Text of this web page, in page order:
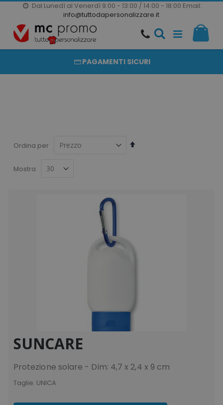
Dal Lunedì al Venerdì 9:00 - 13:00 / 14:00 - 18:00 Email:
info@tuttodapersonalizzare.it
Salta
al
contenuto
20000 PRODOTTI
PRODOTTI COMPLETAMENTE PERSONALIZZABILI
PAGAMENTI SICURI
Ordina per
Mostra
SUNCARE
Protezione solare - Dim: 4,7 x 2,4 x 9 cm
Taglie: UNICA